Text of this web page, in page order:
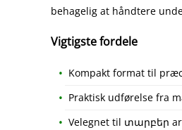
behagelig at håndtere
Vigtigste fordele
Kompakt format til
Praktisk udførelse fra
Velegnet til տարբեր